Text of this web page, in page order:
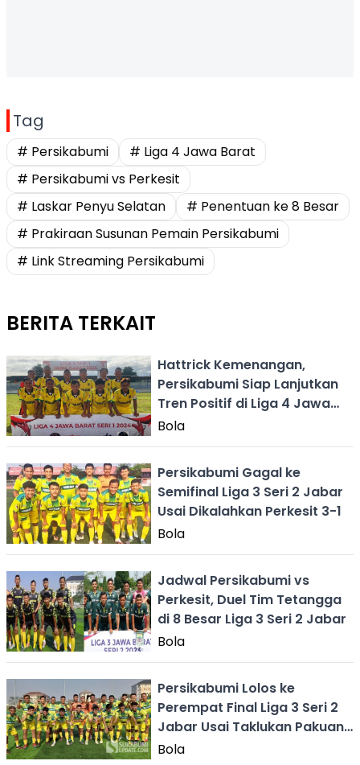
Tag
# Persikabumi
# Liga 4 Jawa Barat
# Persikabumi vs Perkesit
# Laskar Penyu Selatan
# Penentuan ke 8 Besar
# Prakiraan Susunan Pemain Persikabumi
# Link Streaming Persikabumi
BERITA TERKAIT
Hattrick Kemenangan,
Persikabumi Siap Lanjutkan
Tren Positif di Liga 4 Jawa
Barat
Bola
Persikabumi Gagal ke
Semifinal Liga 3 Seri 2 Jabar
Usai Dikalahkan Perkesit 3-1
Bola
Jadwal Persikabumi vs
Perkesit, Duel Tim Tetangga
di 8 Besar Liga 3 Seri 2 Jabar
Bola
Persikabumi Lolos ke
Perempat Final Liga 3 Seri 2
Jabar Usai Taklukan Pakuan
City 1-5
Bola